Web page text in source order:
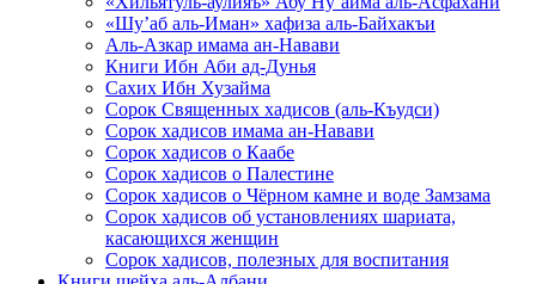
«Шу’аб аль-Иман» хафиза аль-Байхакъи
Аль-Азкар имама ан-Навави
Книги Ибн Аби ад-Дунья
Сахих Ибн Хузайма
Сорок Священных хадисов (аль-Къудси)
Сорок хадисов имама ан-Навави
Сорок хадисов о Каабе
Сорок хадисов о Палестине
Сорок хадисов о Чёрном камне и воде Замзама
Сорок хадисов об установлениях шариата,
касающихся женщин
Сорок хадисов, полезных для воспитания